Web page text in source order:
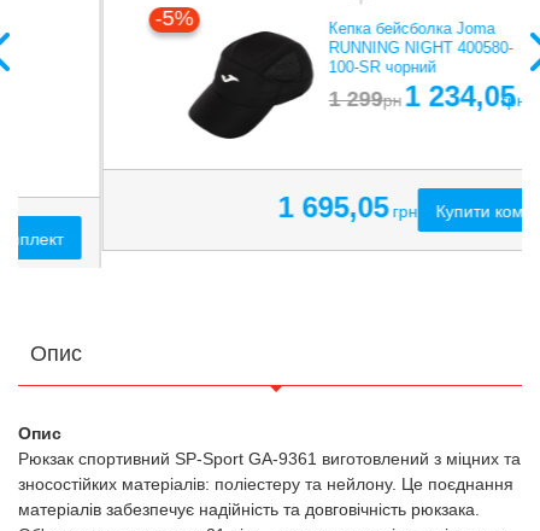
Кепка бейсболка Joma
RUNNING NIGHT 400580-
100-SR чорний
1 299грн 1 234,05грн
1 695,05грн Купити комплект
Рюкзак спортивний SP-Sport GA-9361 виготовлений з міцних та
зносостійких матеріалів: поліестеру та нейлону. Це поєднання
матеріалів забезпечує надійність та довговічність рюкзака.
Об'єм рюкзака складає 21 літр, що дає можливість вмістити в